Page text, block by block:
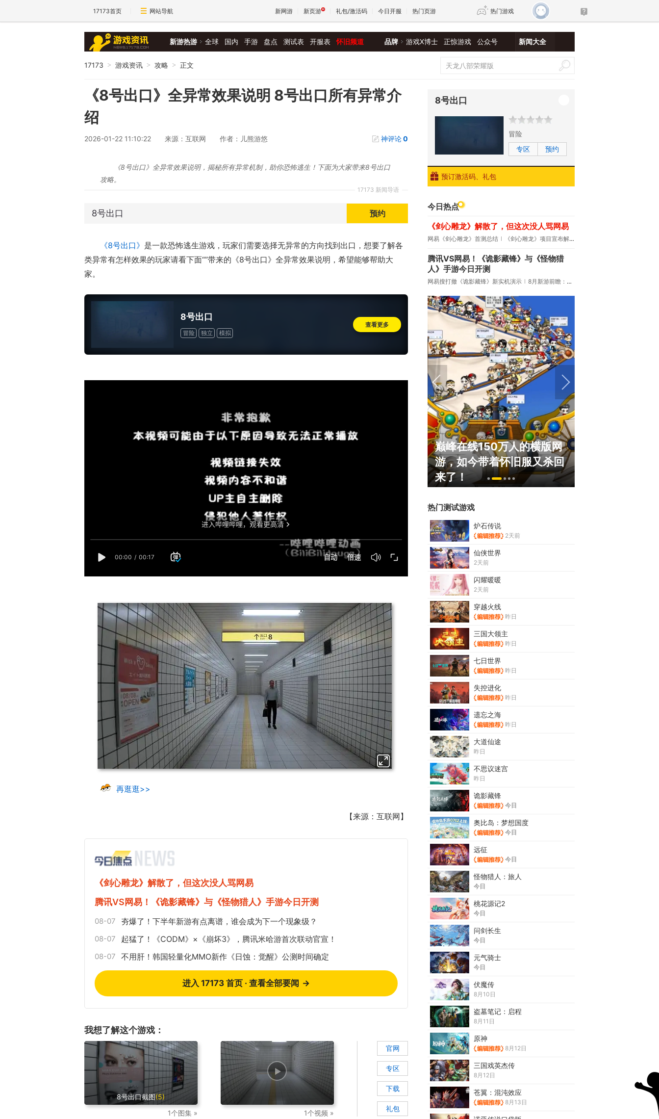
17173首页 网站导航 新网游 新页游 礼包/激活码 今日开服 热门页游 热门游戏
王权与自由 诛仙世界 新仙侠5
新游热游 全球 国内 手游 盘点 测试表 开服表 怀旧频道 品牌 游戏X博士 正惊游戏 公众号 新闻大全
17173 > 游戏资讯 > 攻略 > 正文
《8号出口》全异常效果说明 8号出口所有异常介
绍
2026-01-22 11:10:22 来源：互联网 作者：儿熊游悠 神评论0
17173 新闻导语
《8号出口》全异常效果说明，揭秘所有异常机制，助你恐怖逃生！下面为大家带来8号出口
攻略。
8号出口 预约
《8号出口》 是一款恐怖逃生游戏，玩家们需要选择无异常的方向找到出口，想要了解各
类异常有怎样效果的玩家请看下面“”带来的《8号出口》全异常效果说明，希望能够帮助大
家。
8号出口
冒险 独立 模拟
查看更多
再逛逛>>
【来源：互联网】
《剑心雕龙》解散了，但这次没人骂网易
腾讯VS网易！《诡影藏锋》与《怪物猎人》手游今日开测
08-07 夯爆了！下半年新游有点离谱，谁会成为下一个现象级？
08-07 起猛了！《CODM》×《崩坏3》，腾讯米哈游首次联动官宣！
08-07 不用肝！韩国轻量化MMO新作《日蚀：觉醒》公测时间确定
进入 17173 首页 · 查看全部要闻 →
我想了解这个游戏：
8号出口截图(5)
1个图集 »
1个视频 »
官网
专区
下载
礼包
8号出口
冒险
专区
预约
预订激活码、礼包
今日热点
《剑心雕龙》解散了，但这次没人骂网易
网易《剑心雕龙》首测总结 《剑心雕龙》项目宣布解散
腾讯VS网易！《诡影藏锋》与《怪物猎
人》手游今日开测
网易搜打撤《诡影藏锋》新实机演示 8月新游前瞻：《诡秘之主》领衔
巅峰在线150万人的横版网
游，如今带着怀旧服又杀回
来了！
热门测试游戏
炉石传说
2天前
仙侠世界
2天前
闪耀暖暖
2天前
穿越火线
昨日
三国大领主
昨日
七日世界
昨日
失控进化
昨日
遗忘之海
昨日
大道仙途
昨日
不思议迷宫
昨日
诡影藏锋
今日
奥比岛：梦想国度
今日
远征
今日
怪物猎人：旅人
今日
桃花源记2
今日
问剑长生
今日
元气骑士
今日
伏魔传
8月10日
盗墓笔记：启程
8月11日
原神
8月12日
三国戏英杰传
8月12日
苍翼：混沌效应
8月13日